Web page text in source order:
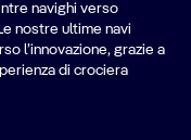
navighi verso
nostre ultime navi
l’innovazione, grazie a
di crociera